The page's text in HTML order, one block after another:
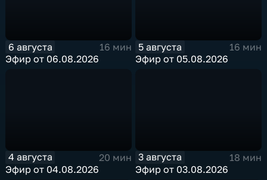
6 августа
16 мин
Эфир от 06.08.2026
5 августа
16 мин
Эфир от 05.08.2026
4 августа
20 мин
Эфир от 04.08.2026
3 августа
18 мин
Эфир от 03.08.2026